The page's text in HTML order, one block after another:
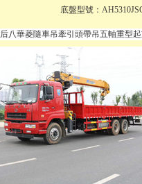
底盤型號：
華菱隨車吊牽引頭帶吊五軸重型起重